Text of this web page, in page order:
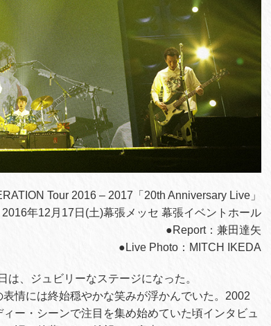
Tour 2016 – 2017「20th Anniversary Live」
2016年12月17日(土)幕張メッセ 幕張イベントホール
●Report：兼田達矢
●Live Photo：MITCH IKEDA
、ジュビリーなステージになった。
情には終始穏やかな笑みが浮かんでいた。2002
ー・シーンで注目を集め始めていた頃インタビュ